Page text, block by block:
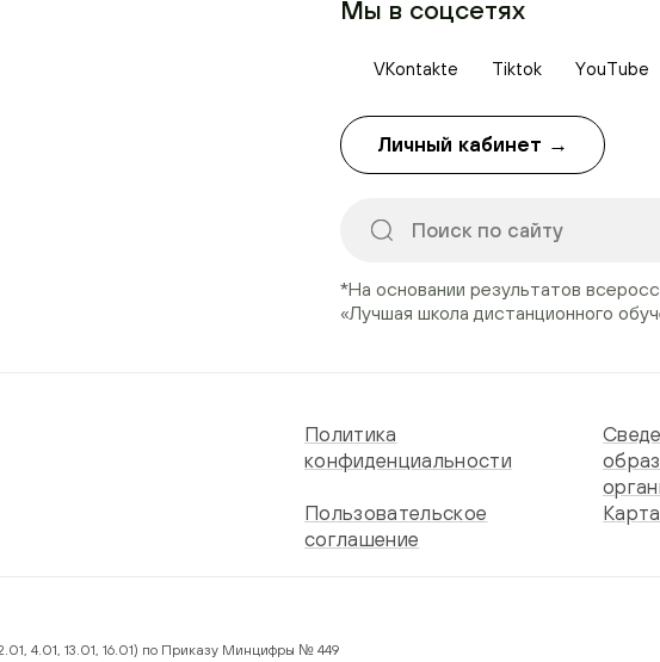
Мы в соцсетях
VKontakte Tiktok YouTube
Личный кабинет →
*На основании результатов
«Лучшая школа дистанционного
Политика
конфиденциальности
Пользовательское
соглашение
4.01, 13.01, 16.01) по Приказу Минцифры № 449